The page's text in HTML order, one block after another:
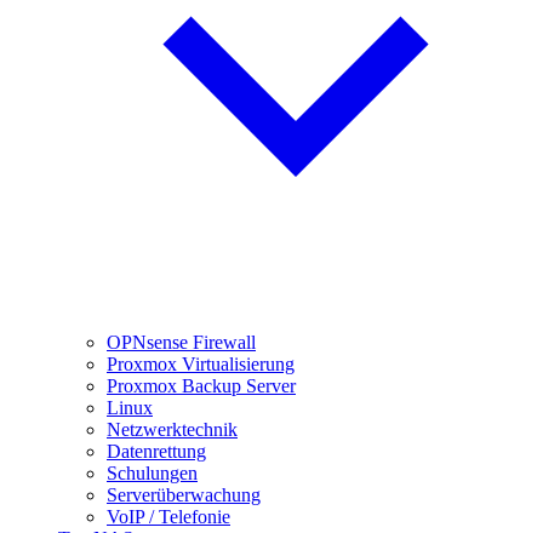
OPNsense Firewall
Proxmox Virtualisierung
Proxmox Backup Server
Linux
Netzwerktechnik
Datenrettung
Schulungen
Serverüberwachung
VoIP / Telefonie